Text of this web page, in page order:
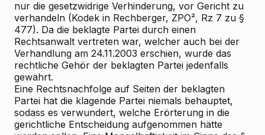
nur die gesetzwidrige Verhinderung, vor Gericht zu
verhandeln (Kodek in Rechberger, ZPO², Rz 7 zu §
477). Da die beklagte Partei durch einen
Rechtsanwalt vertreten war, welcher auch bei der
Verhandlung am 24.11.2003 erschien, wurde das
rechtliche Gehör der beklagten Partei jedenfalls
gewahrt.
Eine Rechtsnachfolge auf Seiten der beklagten
Partei hat die klagende Partei niemals behauptet,
sodass es verwundert, welche Erörterung in die
gerichtliche Entscheidung aufgenommen hätte